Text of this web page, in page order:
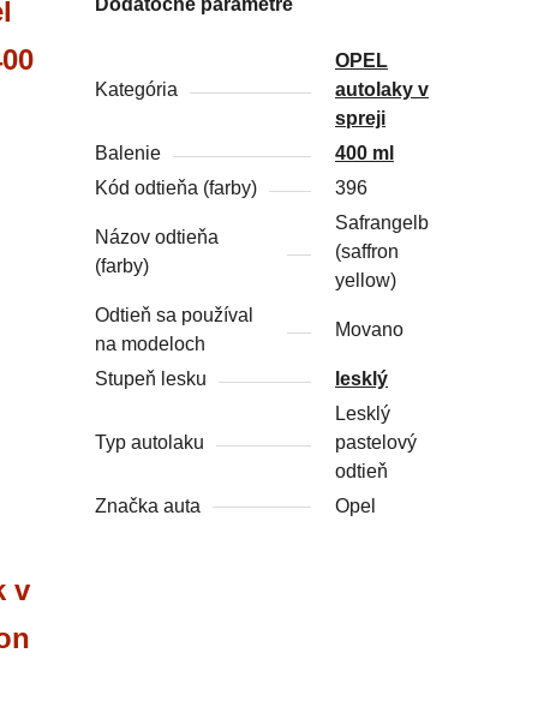
v
Kategória
OPEL
autolaky v
spreji
Balenie
400 ml
Kód odtieňa (farby)
396
Názov odtieňa
(farby)
Safrangelb
(saffron
yellow)
Odtieň sa používal
na modeloch
Movano
Stupeň lesku lesklý
Typ autolaku
Lesklý
pastelový
odtieň
Značka auta
Opel